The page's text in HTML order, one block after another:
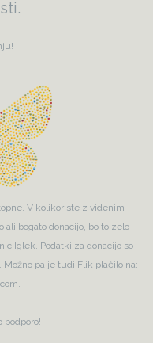
V kolikor ste z videnim
bogato donacijo, bo to zelo
Iglek. Podatki za donacijo so
pa je tudi Flik plačilo na:
podporo!